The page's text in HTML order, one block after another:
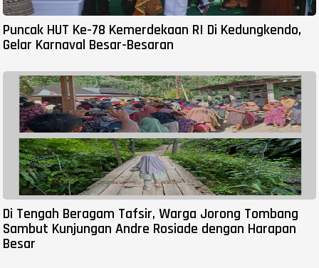
Puncak HUT Ke-78 Kemerdekaan RI Di Kedungkendo,
Gelar Karnaval Besar-Besaran
Di Tengah Beragam Tafsir, Warga Jorong Tombang
Sambut Kunjungan Andre Rosiade dengan Harapan
Besar